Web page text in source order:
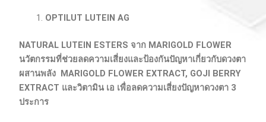
OPTILUT LUTEIN AG
NATURAL LUTEIN ESTERS จาก MARIGOLD FLOWER
นวัตกรรมที่ช่วยลดความเสี่ยงและป้องกันปัญหาเกี่ยวกับดวงตา
ผสานพลัง MARIGOLD FLOWER EXTRACT, GOJI BERRY
EXTRACT และวิตามิน เอ เพื่อลดความเสี่ยงปัญหาดวงตา 3
ประการ